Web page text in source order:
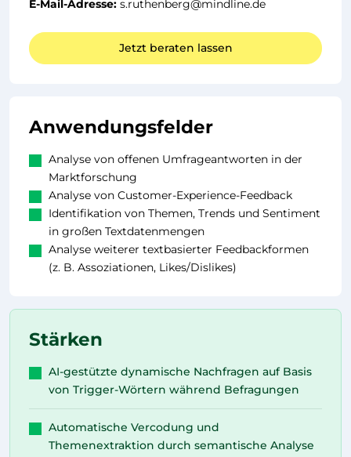
E-Mail-Adresse: s.ruthenberg@mindline.de
Jetzt beraten lassen
Anwendungsfelder
Analyse von offenen Umfrageantworten in der
Marktforschung
Analyse von Customer-Experience-Feedback
Identifikation von Themen, Trends und Sentiment
in großen Textdatenmengen
Analyse weiterer textbasierter Feedbackformen
(z. B. Assoziationen, Likes/Dislikes)
Stärken
AI-gestützte dynamische Nachfragen auf Basis
von Trigger-Wörtern während Befragungen
Automatische Vercodung und
Themenextraktion durch semantische Analyse